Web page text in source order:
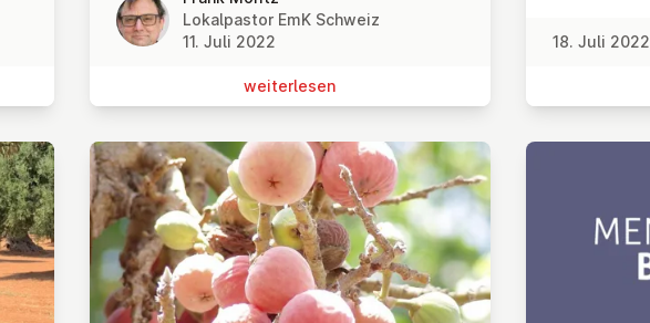
Lokalpastor EmK Schweiz
11. Juli 2022
wei­ter­le­sen
18. Juli 2022